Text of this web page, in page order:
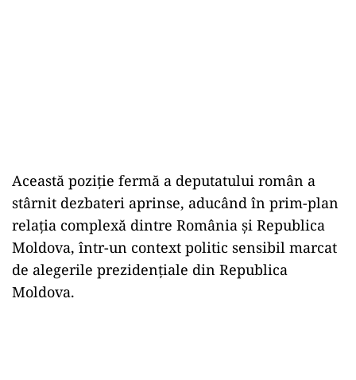
Această poziție fermă a deputatului român a
stârnit dezbateri aprinse, aducând în prim-plan
relația complexă dintre România și Republica
Moldova, într-un context politic sensibil marcat
de alegerile prezidențiale din Republica
Moldova.